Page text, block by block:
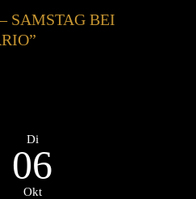
SAMSTAG BEI
Di
06
Okt